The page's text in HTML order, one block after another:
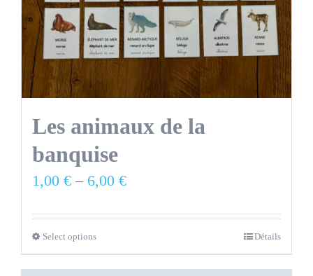
Les animaux de la
banquise
1,00 €– 6,00 €
Select options Détails